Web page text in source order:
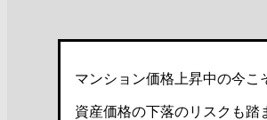
マンション価格上昇中の今こ
資産価格の下落のリスクも踏